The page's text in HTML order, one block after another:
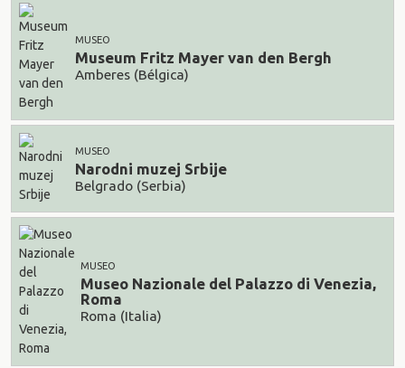
MUSEO
Museum Fritz Mayer van den Bergh
Amberes (Bélgica)
MUSEO
Narodni muzej Srbije
Belgrado (Serbia)
MUSEO
Museo Nazionale del Palazzo di Venezia,
Roma
Roma (Italia)